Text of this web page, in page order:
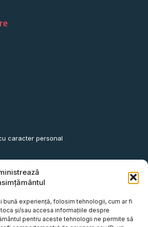
bună experiență, folosim tehnologii, cum ar fi
și/sau accesa informațiile despre
pentru aceste tehnologii ne permite să
caracter personal